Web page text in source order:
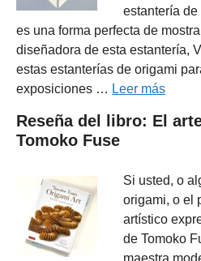
estantería
es una forma perfecta de
diseñadora de esta estantería,
estas estanterías de origami
exposiciones … Leer más
Reseña del libro: El
Tomoko Fuse
Si usted, o
origami, o el
artístico
de Tomoko
maestra